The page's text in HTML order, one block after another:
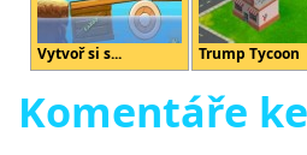
Vytvoř si s... Trump Tycoon
Komentáře